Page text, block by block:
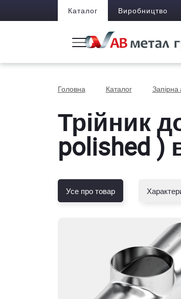
Каталог Виробництво
Головна Каталог
Трійник
polished )
Усе про товар